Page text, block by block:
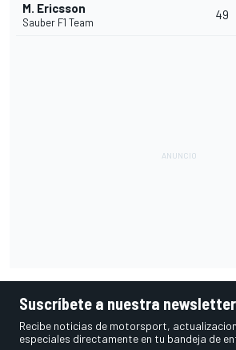
M. Ericsson
Sauber F1 Team
49
Suscríbete a nuestra newsletter
Recibe noticias de motorsport,
especiales directamente en tu bandeja de